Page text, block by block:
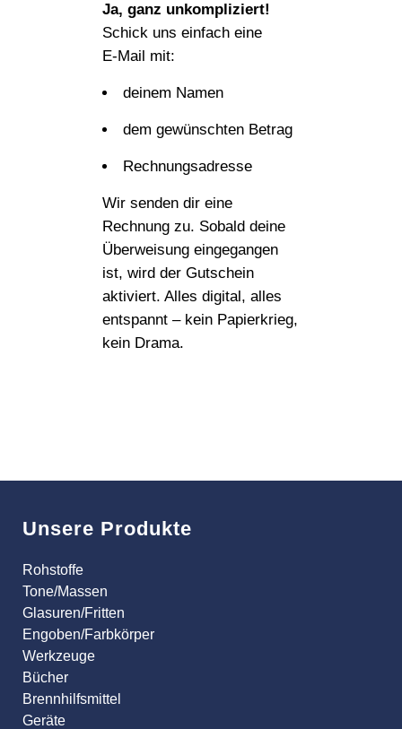
Ja, ganz unkompliziert!
Schick uns einfach eine
E‑Mail mit:
deinem Namen
dem gewünschten Betrag
Rechnungsadresse
Wir senden dir eine
Rechnung zu. Sobald deine
Überweisung eingegangen
ist, wird der Gutschein
aktiviert. Alles digital, alles
entspannt – kein Papierkrieg,
kein Drama.
Unsere Produkte
Rohstoffe
Tone/Massen
Glasuren/Fritten
Engoben/Farbkörper
Werkzeuge
Bücher
Brennhilfsmittel
Geräte